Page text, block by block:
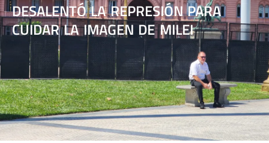
DESALENTÓ LA REPRESIÓN PARA
CUIDAR LA IMAGEN DE MILEI